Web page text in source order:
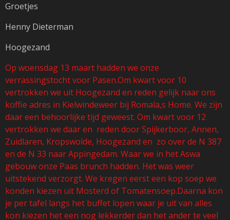
Groetjes
Henny Dieterman
Hoogezand
Op woensdag 13 maart hadden we onze
verrassingstocht voor Pasen.Om kwart voor 10
vertrokken we uit Hoogezand en reden gelijk naar ons
koffie adres in Kielwindeweer bij Romala,s Home. We zijn
daar een behoorlijke tijd geweest. Om kwart voor 12
vertrokken we daar en reden door Spijkerboor, Annen,
Zuidlaren, Kropswolde, Hoogezand en zo over de N 387
en de N 33 naar Appingedam. Waar we in het Aswa
gebouw onze Paas brunch hadden. Het was weer
uitstekend verzorgt. We kregen eerst een kop soep we
konden kiezen uit Mosterd of Tomatensoep.Daarna kon
je per tafel langs het buffet lopen waar je uit van alles
kon kiezen het een nog lekkerder dan het ander te veel